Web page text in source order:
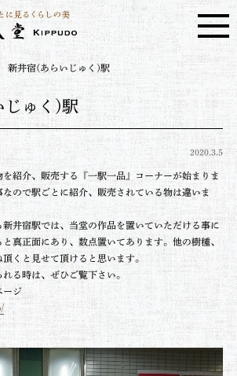
新井宿(あらいじゅく)駅
じゅく)駅
2020.3.5
紹介、販売する『一駅一品』コーナーが始まりま
なので駅ごとに紹介、販売されている物は違いま
井宿駅では、当堂の作品を置いていただける事に
真正面にあり、数点置いてあります。他の樹種、
くと見せて頂けると思います。
る時は、ぜひご覧下さい。
ージ